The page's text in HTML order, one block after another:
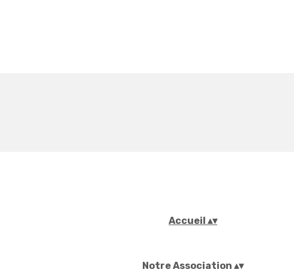
Accueil ▴▾
Notre Association ▴▾